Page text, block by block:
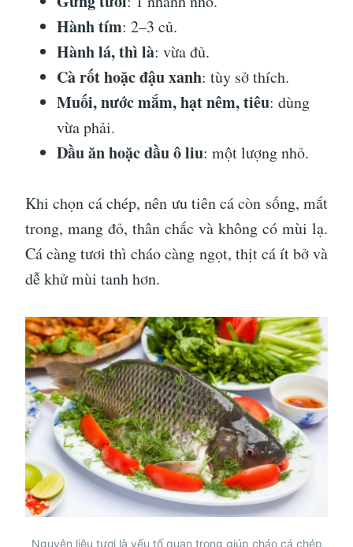
Hành tím: 2–3 củ.
Hành lá, thì là: vừa đủ.
Cà rốt hoặc đậu xanh: tùy sở thích.
Muối, nước mắm, hạt nêm, tiêu: dùng
vừa phải.
Dầu ăn hoặc dầu ô liu: một lượng nhỏ.
Khi chọn cá chép, nên ưu tiên cá còn sống, mắt
trong, mang đỏ, thân chắc và không có mùi lạ.
Cá càng tươi thì cháo càng ngọt, thịt cá ít bở và
dễ khử mùi tanh hơn.
Nguyên liệu tươi là yếu tố quan trọng giúp cháo cá chép